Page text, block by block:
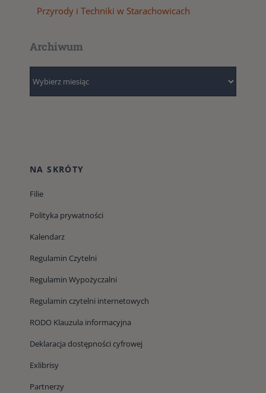
Przyrody i Techniki w Starachowicach
Archiwum
NA SKRÓTY
Filie
Polityka prywatności
Kalendarz
Regulamin Czytelni
Regulamin Wypożyczalni
Regulamin czytelni internetowych
RODO Klauzula informacyjna
Deklaracja dostępności cyfrowej
Exlibrisy
Partnerzy